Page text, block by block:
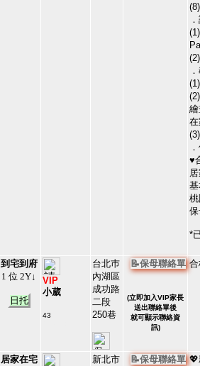
♥
*
到宅到府
1 位 2Y↓
日托
VIP
小葳
43
台北巿
內湖區
成功路
二段
250巷
📝保母聯絡單
(立即加入VIP家長
送出聯絡單後
就可顯示聯絡資
訊)
居家在宅
新北市
📝保母聯絡單